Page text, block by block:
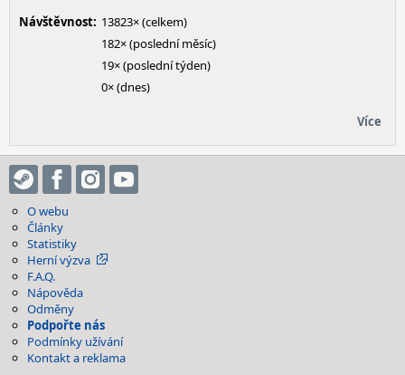
Návštěvnost: 13823× (celkem)
182× (poslední měsíc)
19× (poslední týden)
0× (dnes)
Více
O webu
Články
Statistiky
Herní výzva
F.A.Q.
Nápověda
Odměny
Podpořte nás
Podmínky užívání
Kontakt a reklama